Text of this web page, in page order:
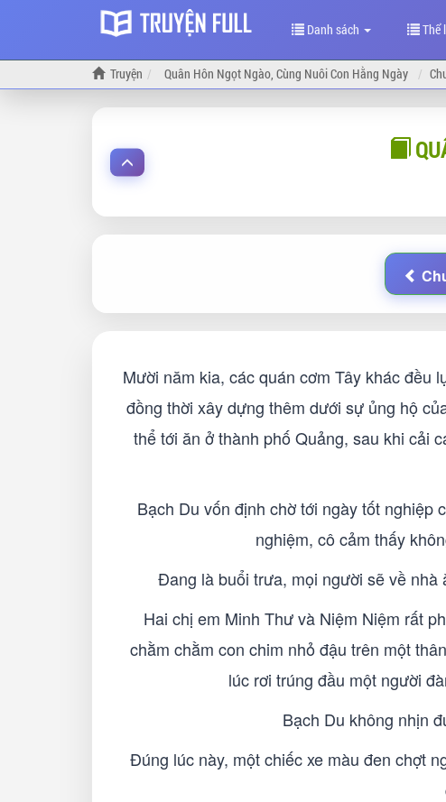
Danh sách Thể
Truyện Quân Hôn Ngọt Ngào, Cùng Nuôi Con Hằng Ngày
Mười năm kia, các quán cơm Tây khác đều
đồng thời xây dựng thêm dưới sự ủng hộ
thể tới ăn ở thành phố Quảng, sau khi cải
Bạch Du vốn định chờ tới ngày tốt nghiệp
nghiệm, cô cảm thấy
Đang là buổi trưa, mọi người sẽ về
Hai chị em Minh Thư và Niệm Niệm rất
chằm chằm con chim nhỏ đậu trên một
lúc rơi trúng đầu một người
Bạch Du không nhịn
Đúng lúc này, một chiếc xe màu đen chợt